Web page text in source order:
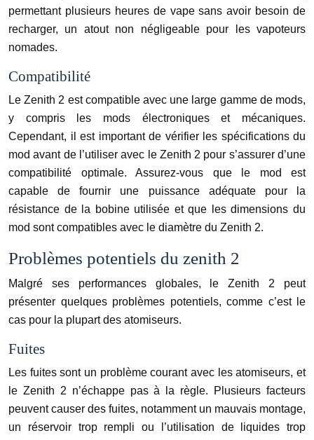
permettant plusieurs heures de vape sans avoir besoin de
recharger, un atout non négligeable pour les vapoteurs
nomades.
Compatibilité
Le Zenith 2 est compatible avec une large gamme de mods,
y compris les mods électroniques et mécaniques.
Cependant, il est important de vérifier les spécifications du
mod avant de l’utiliser avec le Zenith 2 pour s’assurer d’une
compatibilité optimale. Assurez-vous que le mod est
capable de fournir une puissance adéquate pour la
résistance de la bobine utilisée et que les dimensions du
mod sont compatibles avec le diamètre du Zenith 2.
Problèmes potentiels du zenith 2
Malgré ses performances globales, le Zenith 2 peut
présenter quelques problèmes potentiels, comme c’est le
cas pour la plupart des atomiseurs.
Fuites
Les fuites sont un problème courant avec les atomiseurs, et
le Zenith 2 n’échappe pas à la règle. Plusieurs facteurs
peuvent causer des fuites, notamment un mauvais montage,
un réservoir trop rempli ou l’utilisation de liquides trop